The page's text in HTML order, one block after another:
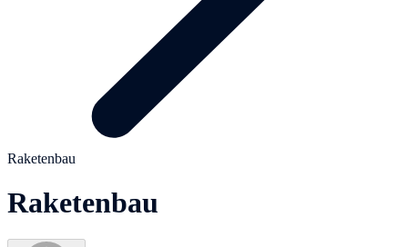
Raketenbau
Raketenbau